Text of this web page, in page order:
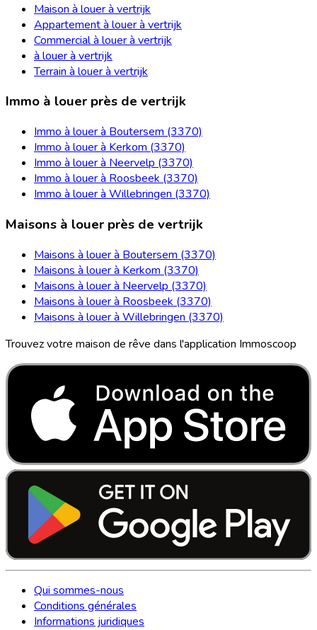
Maison à louer à vertrijk
Appartement à louer à vertrijk
Commercial à louer à vertrijk
à louer à vertrijk
Terrain à louer à vertrijk
Immo à louer près de vertrijk
Immo à louer à Boutersem (3370)
Immo à louer à Kerkom (3370)
Immo à louer à Neervelp (3370)
Immo à louer à Roosbeek (3370)
Immo à louer à Willebringen (3370)
Maisons à louer près de vertrijk
Maisons à louer à Boutersem (3370)
Maisons à louer à Kerkom (3370)
Maisons à louer à Neervelp (3370)
Maisons à louer à Roosbeek (3370)
Maisons à louer à Willebringen (3370)
Trouvez votre maison de rêve dans l'application Immoscoop
Qui sommes-nous
Conditions générales
Informations juridiques